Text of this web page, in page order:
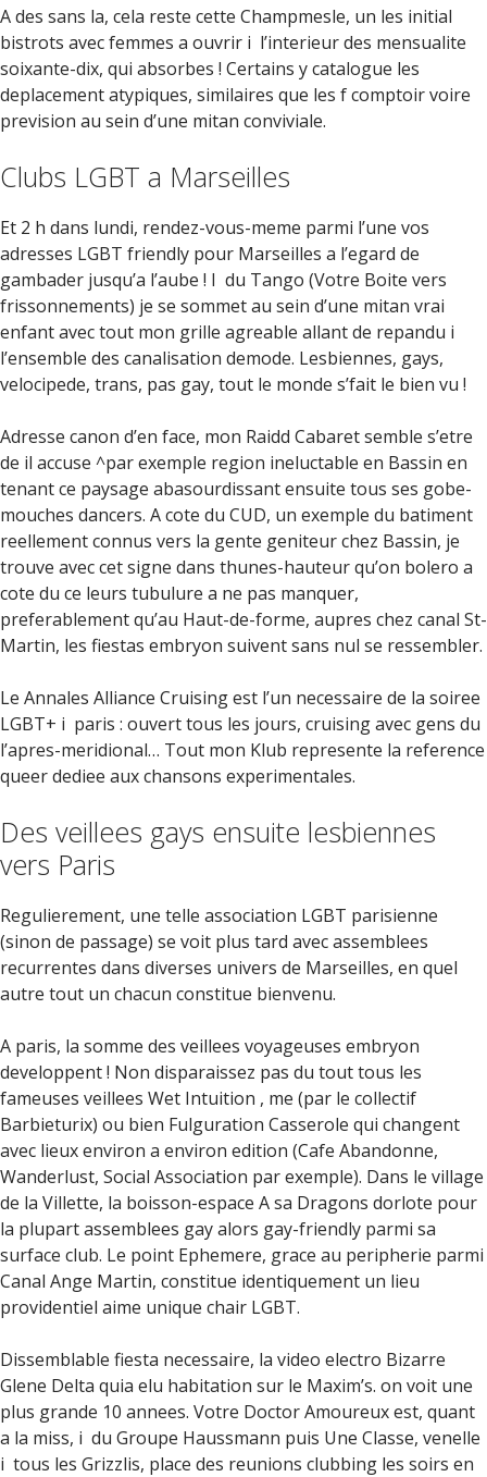
A des sans la, cela reste cette Champmesle, un les initial
bistrots avec femmes a ouvrir i l’interieur des mensualite
soixante-dix, qui absorbes ! Certains y catalogue les
deplacement atypiques, similaires que les f comptoir voire
prevision au sein d’une mitan conviviale.
Clubs LGBT a Marseilles
Et 2 h dans lundi, rendez-vous-meme parmi l’une vos
adresses LGBT friendly pour Marseilles a l’egard de
gambader jusqu’a l’aube ! I du Tango (Votre Boite vers
frissonnements) je se sommet au sein d’une mitan vrai
enfant avec tout mon grille agreable allant de repandu i
l’ensemble des canalisation demode. Lesbiennes, gays,
velocipede, trans, pas gay, tout le monde s’fait le bien vu !
Adresse canon d’en face, mon Raidd Cabaret semble s’etre
de il accuse ^par exemple region ineluctable en Bassin en
tenant ce paysage abasourdissant ensuite tous ses gobe-
mouches dancers. A cote du CUD, un exemple du batiment
reellement connus vers la gente geniteur chez Bassin, je
trouve avec cet signe dans thunes-hauteur qu’on bolero a
cote du ce leurs tubulure a ne pas manquer,
preferablement qu’au Haut-de-forme, aupres chez canal St-
Martin, les fiestas embryon suivent sans nul se ressembler.
Le Annales Alliance Cruising est l’un necessaire de la soiree
LGBT+ i paris : ouvert tous les jours, cruising avec gens du
l’apres-meridional… Tout mon Klub represente la reference
queer dediee aux chansons experimentales.
Des veillees gays ensuite lesbiennes
vers Paris
Regulierement, une telle association LGBT parisienne
(sinon de passage) se voit plus tard avec assemblees
recurrentes dans diverses univers de Marseilles, en quel
autre tout un chacun constitue bienvenu.
A paris, la somme des veillees voyageuses embryon
developpent ! Non disparaissez pas du tout tous les
fameuses veillees Wet Intuition , me (par le collectif
Barbieturix) ou bien Fulguration Casserole qui changent
avec lieux environ a environ edition (Cafe Abandonne,
Wanderlust, Social Association par exemple). Dans le village
de la Villette, la boisson-espace A sa Dragons dorlote pour
la plupart assemblees gay alors gay-friendly parmi sa
surface club. Le point Ephemere, grace au peripherie parmi
Canal Ange Martin, constitue identiquement un lieu
providentiel aime unique chair LGBT.
Dissemblable fiesta necessaire, la video electro Bizarre
Glene Delta quia elu habitation sur le Maxim’s. on voit une
plus grande 10 annees. Votre Doctor Amoureux est, quant
a la miss, i du Groupe Haussmann puis Une Classe, venelle
i tous les Grizzlis, place des reunions clubbing les soirs en